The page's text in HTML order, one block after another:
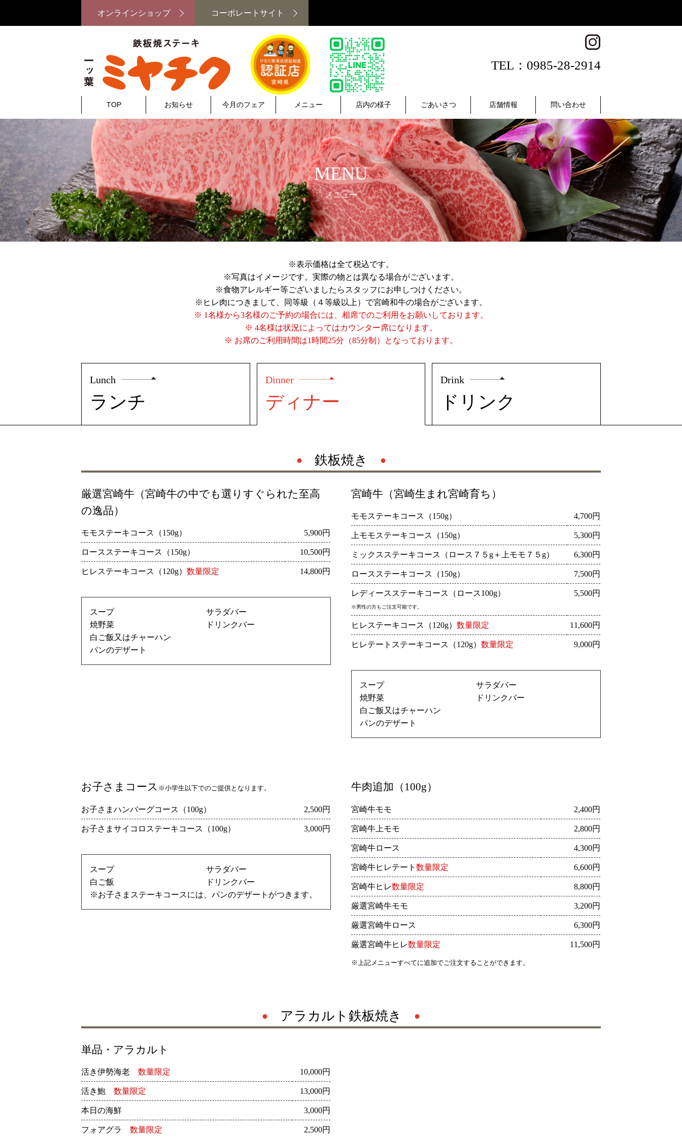
オンラインショップ コーポレートサイト
TEL：0985-28-2914
TOP お知らせ 今月のフェア メニュー 店内の様子 ごあいさつ 店舗情報 問い合わせ
MENU
メニュー
※表示価格は全て税込です。
※写真はイメージです。実際の物とは異なる場合がございます。
※食物アレルギー等ございましたらスタッフにお申しつけください。
※ヒレ肉につきまして、同等級（４等級以上）で宮崎和牛の場合がございます。
※ 1名様から3名様のご予約の場合には、相席でのご利用をお願いしております。
※ 4名様は状況によってはカウンター席になります。
※ お席のご利用時間は1時間25分（85分制）となっております。
Lunch
ランチ
Dinner
ディナー
Drink
ドリンク
鉄板焼き
厳選宮崎牛（宮崎牛の中でも選りすぐられた至高
の逸品）
モモステーキコース（150g） 5,900円
ロースステーキコース（150g） 10,500円
ヒレステーキコース（120g） 数量限定 14,800円
スープ
サラダバー
焼野菜
ドリンクバー
白ご飯又はチャーハン
パンのデザート
宮崎牛（宮崎生まれ宮崎育ち）
モモステーキコース（150g） 4,700円
上モモステーキコース（150g） 5,300円
ミックスステーキコース（ロース７５g＋上モモ７５g） 6,300円
ロースステーキコース（150g） 7,500円
レディースステーキコース（ロース100g）
※男性の方もご注文可能です。
5,500円
ヒレステーキコース（120g）数量限定 11,600円
ヒレテートステーキコース（120g）数量限定 9,000円
スープ
サラダバー
焼野菜
ドリンクバー
白ご飯又はチャーハン
パンのデザート
お子さまコース ※小学生以下でのご提供となります。
お子さまハンバーグコース（100g） 2,500円
お子さまサイコロステーキコース（100g） 3,000円
スープ
サラダバー
白ご飯
ドリンクバー
※お子さまステーキコースには、パンのデザートがつきます。
牛肉追加（100g）
宮崎牛モモ 2,400円
宮崎牛上モモ 2,800円
宮崎牛ロース 4,300円
宮崎牛ヒレテート数量限定 6,600円
宮崎牛ヒレ数量限定 8,800円
厳選宮崎牛モモ 3,200円
厳選宮崎牛ロース 6,300円
厳選宮崎牛ヒレ数量限定 11,500円
※上記メニューすべてに追加でご注文することができます。
アラカルト鉄板焼き
単品・アラカルト
活き伊勢海老 数量限定 10,000円
活き鮑 数量限定 13,000円
本日の海鮮 3,000円
フォアグラ 数量限定 2,500円